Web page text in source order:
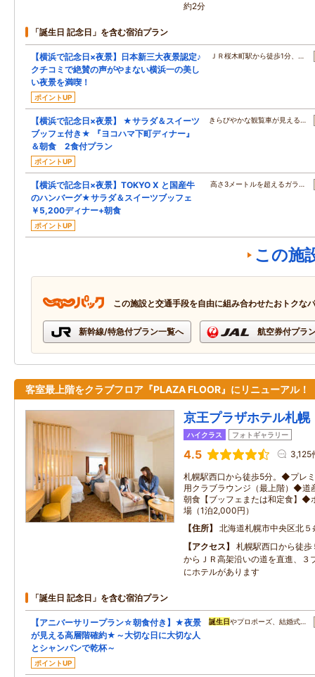
約2分
「誕生日 記念日」を含む宿泊プラン
【横浜で記念日×夜景】日本新三大夜景認定♪
クチコミで絶賛の声がやまない横浜一の美し
い夜景を満喫！
ポイントUP
ＪＲ桜木町駅から徒歩1分、…
【横浜で記念日×夜景】 ★サラダ＆スイーツ
ブッフェ付き★ 『ヨコハマ下町ディナー』
＆朝食 2食付プラン
ポイントUP
きらびやかな観覧車が見える…
【横浜で記念日×夜景】TOKYO X と国産牛
のハンバーグ★サラダ＆スイーツブッフェ
￥5,200ディナー+朝食
ポイントUP
高さ3メートルを超えるガラ…
この施
この施設と交通手段を自由に組み合わせたおトクな
新幹線/特急付プラン一覧へ 航空券付プラ
客室最上階をクラブフロア『PLAZA FLOOR』にリニューアル！
京王プラザホテル札幌
ハイクラス フォトギャラリー
4.5 3,125
札幌駅西口から徒歩5分。◆プレ
用クラブラウンジ（最上階）◆道
朝食【ブッフェまたは和定食】◆
場（1泊2,000円）
住所
北海道札幌市中央区北
アクセス
札幌駅西口から徒
からＪＲ高架沿いの道を直進、３
にホテルがあります
「誕生日 記念日」を含む宿泊プラン
【アニバーサリープラン☆朝食付き】★夜景
が見える高層階確約★～大切な日に大切な人
とシャンパンで乾杯～
ポイントUP
誕生日やプロポーズ、結婚式…